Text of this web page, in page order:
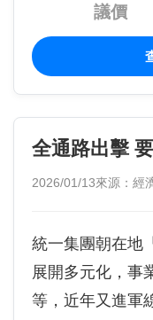
議價
全通路出擊
2026/01/13來源：經
統一集團朝在地
展開多元化，事
等，近年又進軍